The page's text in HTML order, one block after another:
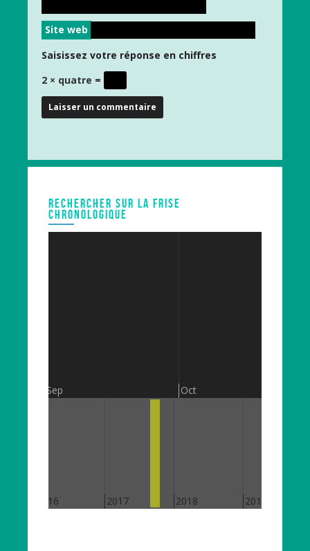
Site web
Saisissez votre réponse en chiffres
2 × quatre =
RECHERCHER SUR LA FRISE
CHRONOLOGIQUE
Sep Oct
2016 2017 2018 2019